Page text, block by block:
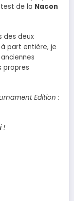
test de la Nacon
des deux
part entière, je
propres
Edition :
!